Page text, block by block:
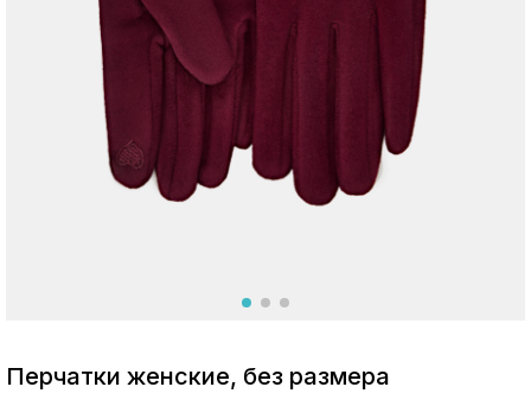
Москва
Перчатки женские, без размера